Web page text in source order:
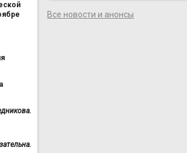
Все новости и анонсы